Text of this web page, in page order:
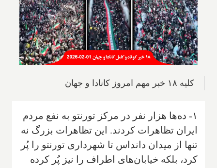
کلیه ۱۸ خبر مهم امروز کانادا و جهان
۱- ده‌ها هزار نفر در مرکز تورنتو به نفع مردم
ایران تظاهرات کردند. این تظاهرات بزرگ نه
تنها از میدان دانداس تا شهرداری تورنتو را پُر
کرد، بلکه خیابان‌های اطراف را نیز پُر کرده